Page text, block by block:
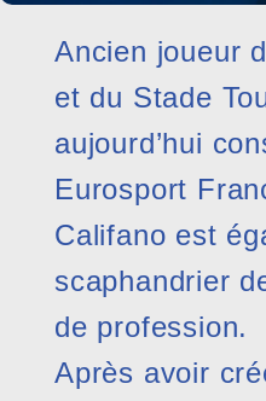
Ancien joueur
et du Stade
aujourd’hui
Eurosport
Califano est
scaphandrier
de profession.
Après avoir